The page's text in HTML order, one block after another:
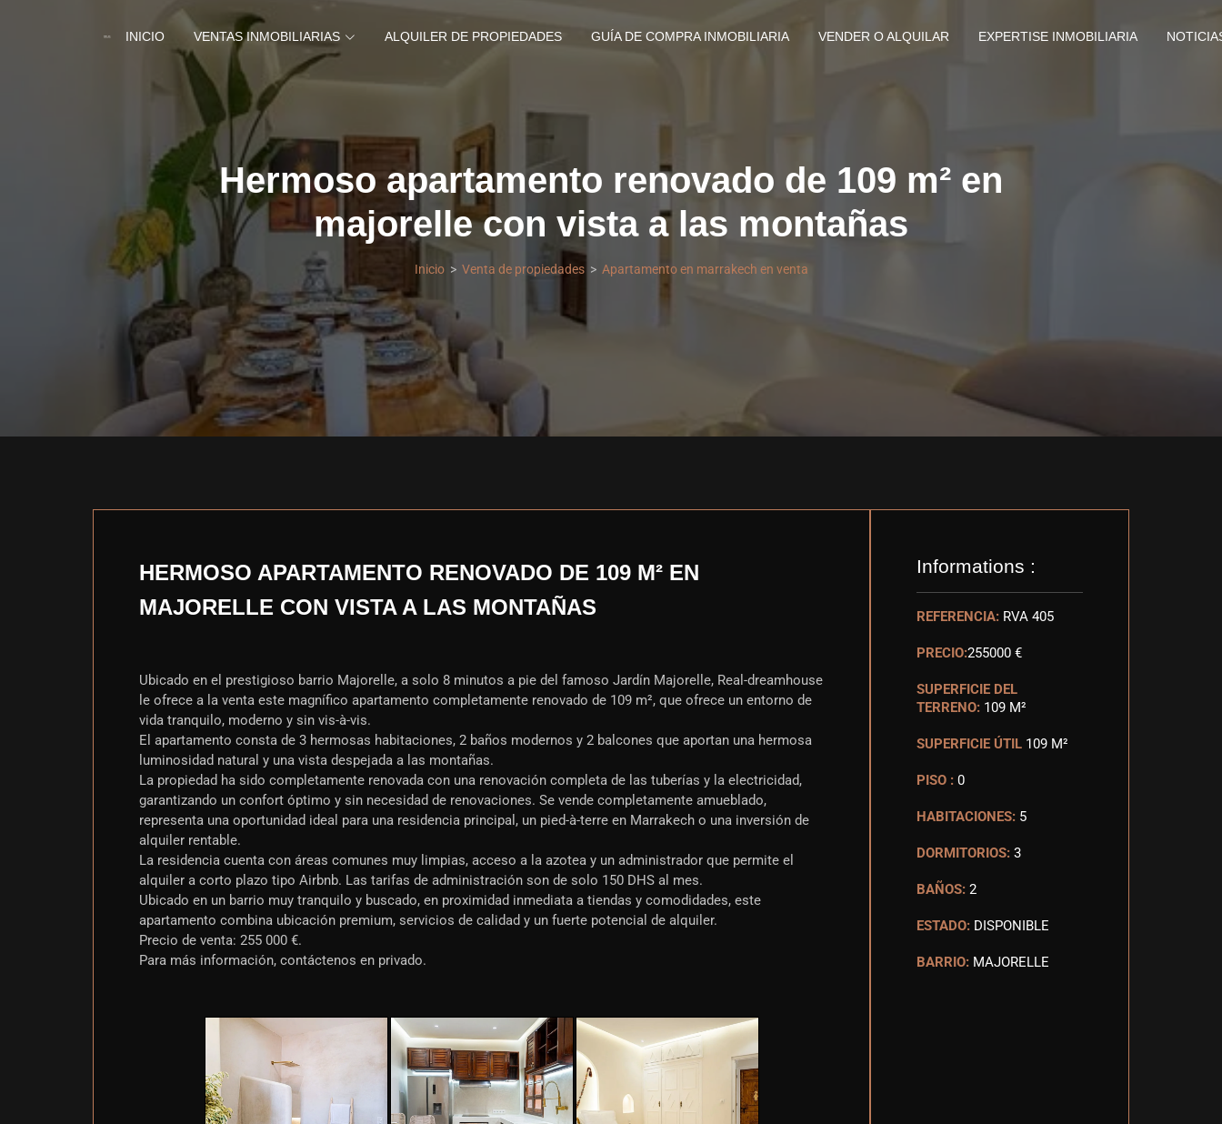
INICIO VENTAS INMOBILIARIAS ALQUILER DE PROPIEDADES GUÍA DE COMPRA INMOBILIARIA VENDER O ALQUILAR EXPERTISE INMOBILIARIA
Hermoso apartamento renovado de 109 m² en
majorelle con vista a las montañas
Inicio Venta de propiedades Apartamento en marrakech en venta
HERMOSO APARTAMENTO RENOVADO DE 109 M² EN
MAJORELLE CON VISTA A LAS MONTAÑAS
Ubicado en el prestigioso barrio Majorelle, a solo 8 minutos a pie del famoso Jardín Majorelle, Real-dreamhouse
le ofrece a la venta este magnífico apartamento completamente renovado de 109 m², que ofrece un entorno de
vida tranquilo, moderno y sin vis-à-vis.
El apartamento consta de 3 hermosas habitaciones, 2 baños modernos y 2 balcones que aportan una hermosa
luminosidad natural y una vista despejada a las montañas.
La propiedad ha sido completamente renovada con una renovación completa de las tuberías y la electricidad,
garantizando un confort óptimo y sin necesidad de renovaciones. Se vende completamente amueblado,
representa una oportunidad ideal para una residencia principal, un pied-à-terre en Marrakech o una inversión de
alquiler rentable.
La residencia cuenta con áreas comunes muy limpias, acceso a la azotea y un administrador que permite el
alquiler a corto plazo tipo Airbnb. Las tarifas de administración son de solo 150 DHS al mes.
Ubicado en un barrio muy tranquilo y buscado, en proximidad inmediata a tiendas y comodidades, este
apartamento combina ubicación premium, servicios de calidad y un fuerte potencial de alquiler.
Precio de venta: 255 000 €.
Para más información, contáctenos en privado.
Informations :
REFERENCIA: RVA 405
PRECIO:255000 €
SUPERFICIE DEL
TERRENO: 109 M²
SUPERFICIE ÚTIL 109 M²
PISO : 0
HABITACIONES: 5
DORMITORIOS: 3
BAÑOS: 2
ESTADO: DISPONIBLE
BARRIO: MAJORELLE